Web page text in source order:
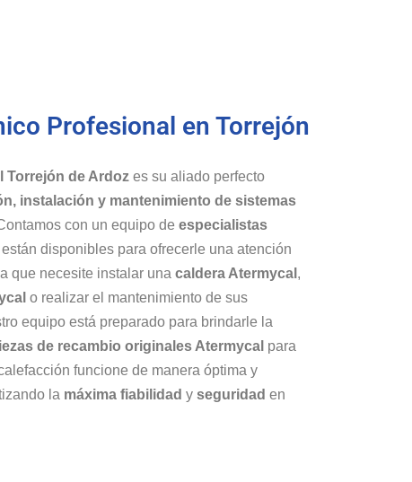
Profesional en Torrejón
Torrejón de Ardoz es su aliado perfecto
instalación y mantenimiento de sistemas
con un equipo de especialistas
disponibles para ofrecerle una atención
que necesite instalar una caldera Atermycal ,
o realizar el mantenimiento de sus
equipo está preparado para brindarle la
de recambio originales Atermycal para
funcione de manera óptima y
la máxima fiabilidad y seguridad en